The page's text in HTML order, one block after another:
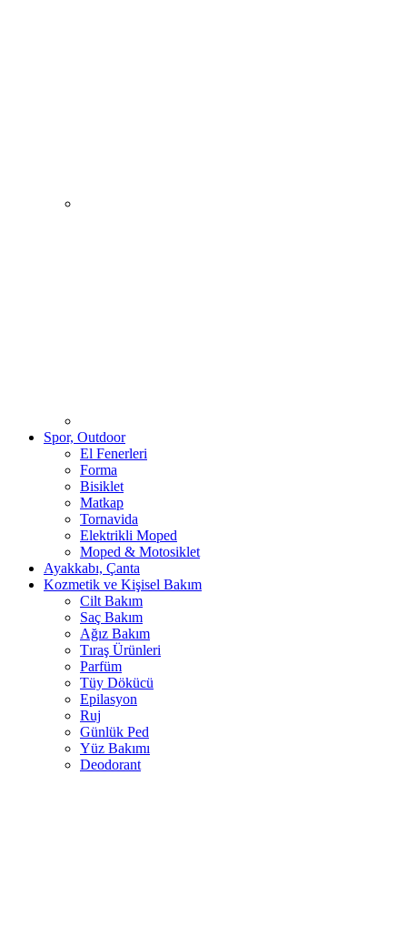
Spor, Outdoor
El Fenerleri
Forma
Bisiklet
Matkap
Tornavida
Elektrikli Moped
Moped & Motosiklet
Ayakkabı, Çanta
Kozmetik ve Kişisel Bakım
Cilt Bakım
Saç Bakım
Ağız Bakım
Tıraş Ürünleri
Parfüm
Tüy Dökücü
Epilasyon
Ruj
Günlük Ped
Yüz Bakımı
Deodorant